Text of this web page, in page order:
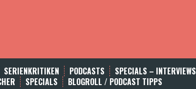
SERIENKRITIKEN PODCASTS SPECIALS – INTERVIEWS
SPECIALS BLOGROLL / PODCAST TIPPS